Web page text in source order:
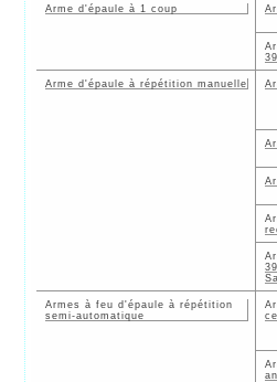
Arme d'épaule à 1 coup
Arme d'épaule à répétition manuelle
Armes à feu d'épaule à répétition
semi-automatique